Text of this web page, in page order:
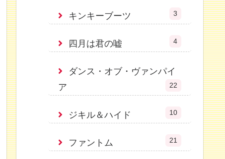
キンキーブーツ 3
四月は君の嘘 4
ダンス・オブ・ヴァンパイ
ア
22
ジキル＆ハイド 10
ファントム 21